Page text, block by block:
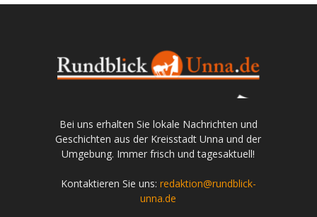
Bei uns erhalten Sie lokale Nachrichten und
Geschichten aus der Kreisstadt Unna und der
Umgebung. Immer frisch und tagesaktuell!
Kontaktieren Sie uns: redaktion@rundblick-
unna.de